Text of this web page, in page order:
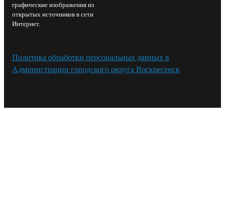
графические изображения из
открытых источников в сети
Интернет.
Политика обработки персональных данных в
Администрации городского округа Воскресенск